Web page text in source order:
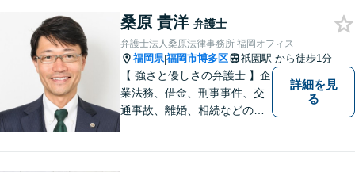
顧問先は600社に昇ります。
まずは、お気軽にご相談くだ
さい。
桑原 貴洋 弁護士
弁護士法人桑原法律事務所 福岡オフィス
福岡県|福岡市博多区 祇園駅 から徒歩1分
【 強さと優しさの弁護士 】企
業法務、借金、刑事事件、交
通事故、離婚、相続などのご
詳細を見
る